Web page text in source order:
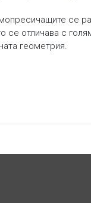
се
се отличава с
геометрия.